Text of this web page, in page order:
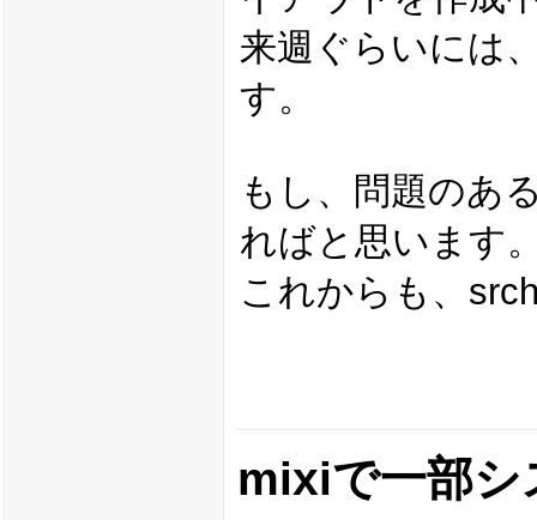
来週ぐらいには
す。
もし、問題のあ
ればと思います
これからも、
mixiで一部シ